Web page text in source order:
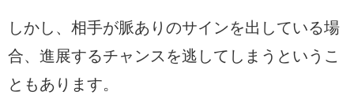
しかし、相手が脈ありのサインを出している場
合、進展するチャンスを逃してしまうというこ
ともあります。